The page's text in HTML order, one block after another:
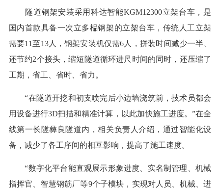
隧道钢架安装采用科达智能KGM12300立架台车，是
国内首款具备一次立多榀钢架的立架台车，传统人工立架
需要11至13人，钢架安装机仅需6人，拼装时间减少一半、
还节约2个接头，缩短隧道循环进尺时间的同时，还压缩了
工期，省工、省时、省力。
“在隧道开挖和初支喷完后小边墙浇筑前，技术员都会
用设备进行3D扫描和精准计算，以此加快施工进度。”在全
线第一长隧彝良隧道内，相关负责人介绍，通过智能化设
备，减少了各工序间的相互影响，提高了施工速度。
“数字化平台能直观展示形象进度、实名制管理、机械
指挥官、智慧钢筋厂等9个子模块，实现对人员、机械、进